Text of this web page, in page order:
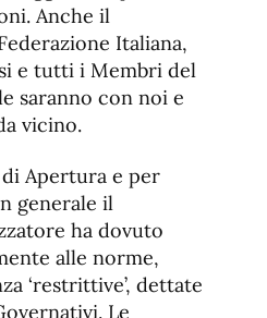
Anche il
Italiana,
e tutti i Membri del
saranno con noi e
vicino.
Apertura e per
generale il
ha dovuto
alle norme,
‘restrittive’, dettate
Le